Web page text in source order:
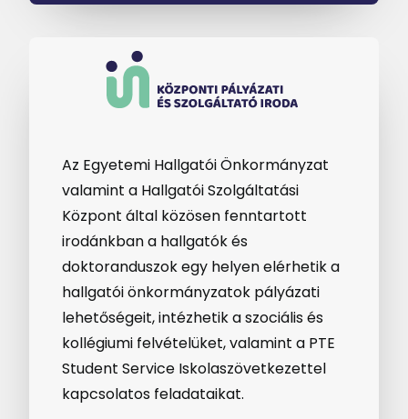
Az Egyetemi Hallgatói Önkormányzat
valamint a Hallgatói Szolgáltatási
Központ által közösen fenntartott
irodánkban a hallgatók és
doktoranduszok egy helyen elérhetik a
hallgatói önkormányzatok pályázati
lehetőségeit, intézhetik a szociális és
kollégiumi felvételüket, valamint a PTE
Student Service Iskolaszövetkezettel
kapcsolatos feladataikat.